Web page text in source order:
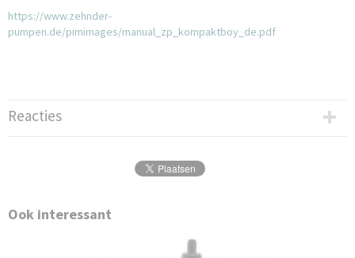
https://www.zehnder-
pumpen.de/pimimages/manual_zp_kompaktboy_de.pdf
Reacties
Ook interessant